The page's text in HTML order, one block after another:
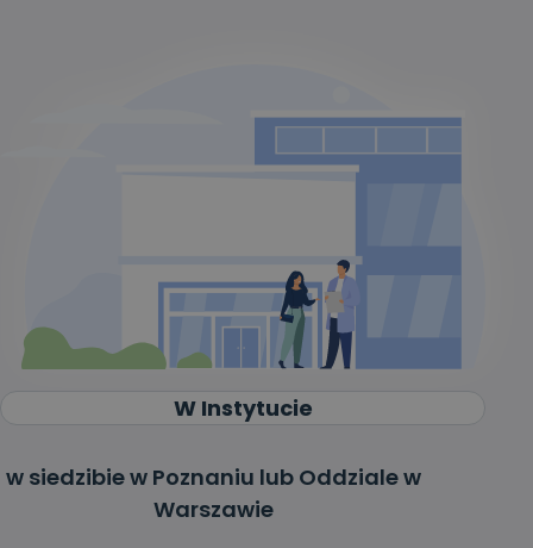
W Instytucie
w siedzibie w Poznaniu lub Oddziale w
Warszawie